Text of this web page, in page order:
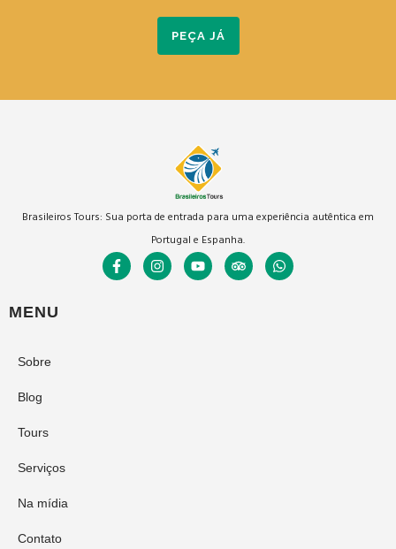
PEÇA JÁ
Brasileiros Tours: Sua porta de entrada para uma experiência autêntica em
Portugal e Espanha.
MENU
Sobre
Blog
Tours
Serviços
Na mídia
Contato